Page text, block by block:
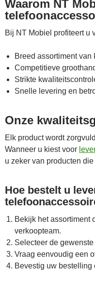
Waarom NT
Bij NT Mobiel profiteert u
Breed assortiment
Competitieve
Strikte
Snelle levering en
Onze
Elk product wordt
Wanneer u kiest voor
u zeker van producten
Hoe bestelt u
Bekijk het assortiment
verkoopteam.
Selecteer de
Vraag eenvoudig een
Bevestig uw bestelling